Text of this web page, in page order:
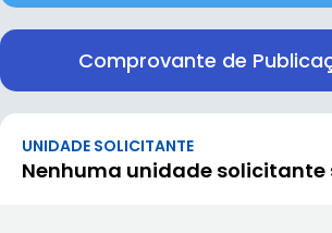
Comprovante de
UNIDADE SOLICITANTE
Nenhuma unidade solicitante